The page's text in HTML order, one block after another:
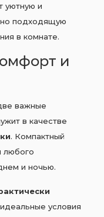
уютную и
подходящую
в комнате.
и
важные
в качестве
. Компактный
любого
и ночью.
условия